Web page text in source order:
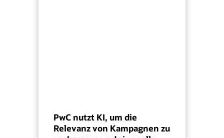
PwC nutzt KI, um die
Relevanz von Kampagnen zu